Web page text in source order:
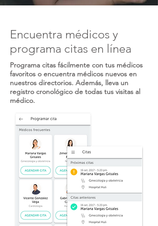
Encuentra médicos y
programa citas en línea
Programa citas fácilmente con tus médicos
favoritos o encuentra médicos nuevos en
nuestros directorios. Además, lleva un
registro cronológico de todas tus visitas al
médico.